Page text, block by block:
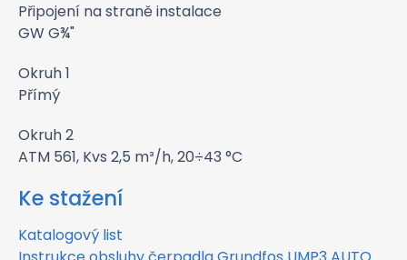
Připojení na straně instalace
GW G¾"
Okruh 1
Přímý
Okruh 2
ATM 561, Kvs 2,5 m³/h, 20÷43 °C
Ke stažení
Katalogový list